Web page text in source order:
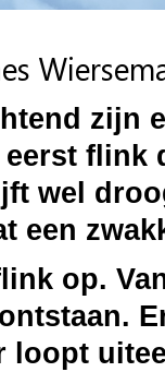
zijn
eerst flink
wel
een
op.
loopt